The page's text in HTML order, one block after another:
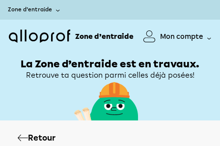
Zone d’entraide
Zone d’entraide Mon compte
La Zone d’entraide est en travaux.
Retrouve ta question parmi celles déjà posées!
Retour